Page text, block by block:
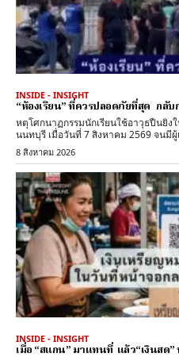
INSIDE - INSIGHT
“ห้องเรียน” ที่ควรปลอดภัยที่สุด กลั
หตุโศกนาฏกรรมนักเรียนใช้อาวุธปืนยิ
นนทบุรี เมื่
8 สิงหาคม 2026
INSIDE - INSIGHT
เมื่อ “สแกน” มาแทนที่ แล้ว“เงินสด